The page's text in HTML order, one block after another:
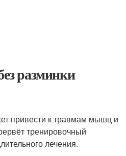
разминки
привести к травмам мышц и
тренировочный
лечения.